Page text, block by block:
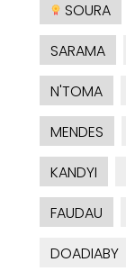
SOURA
SARAMA
N'TOMA
MENDES
KANDYI
FAUDAU
DOADIABY